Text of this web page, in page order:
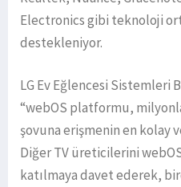
Electronics gibi teknoloji
destekleniyor.
LG Ev Eğlencesi Sistemleri
“webOS platformu,
şovuna erişmenin en kolay
Diğer TV üreticilerini
katılmaya davet ederek,